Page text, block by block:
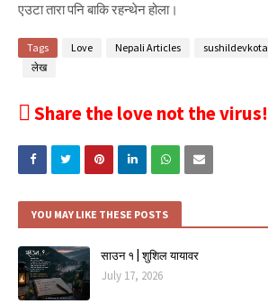
एउटा तारा पनि बाकि रहन्थेन होला।
Tags Love Nepali Articles sushildevkota
लेख
Share the love not the virus!
YOU MAY LIKE THESE POSTS
साउन १ | शुशिल यायावर
July 17, 2026